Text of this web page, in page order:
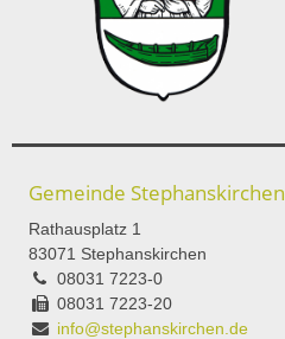
Gemeinde Stephanskirchen
Rathausplatz 1
83071 Stephanskirchen
08031 7223-0
08031 7223-20
info@stephanskirchen.de